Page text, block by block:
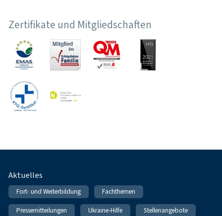
Zertifikate und Mitgliedschaften
Fußnavigation
Aktuelles
Fort- und Weiterbildung Fachthemen
Pressemitteilungen Ukraine-Hilfe Stellenangebote